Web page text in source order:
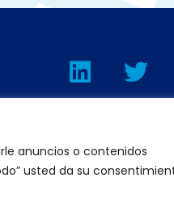
anuncios o contenidos
usted da su
L
i
n
e
d
T
w
i
t
e
POLÍTICA DE